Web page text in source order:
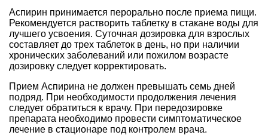
Аспирин принимается перорально после приема пищи.
Рекомендуется растворить таблетку в стакане воды для
лучшего усвоения. Суточная дозировка для взрослых
составляет до трех таблеток в день, но при наличии
хронических заболеваний или пожилом возрасте
дозировку следует корректировать.
Прием Аспирина не должен превышать семь дней
подряд. При необходимости продолжения лечения
следует обратиться к врачу. При передозировке
препарата необходимо провести симптоматическое
лечение в стационаре под контролем врача.